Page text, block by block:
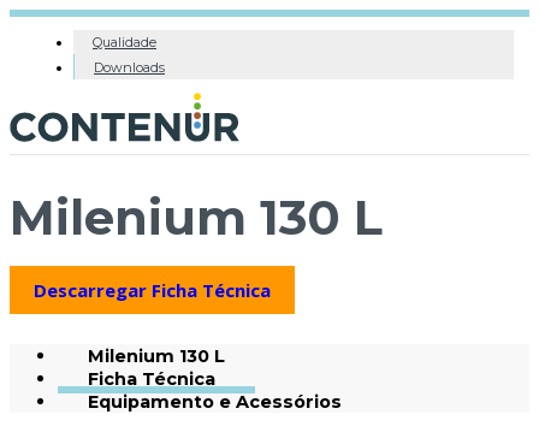
Qualidade
Downloads
Milenium 130 L
Descarregar Ficha Técnica
Milenium 130 L
Ficha Técnica
Equipamento e Acessórios